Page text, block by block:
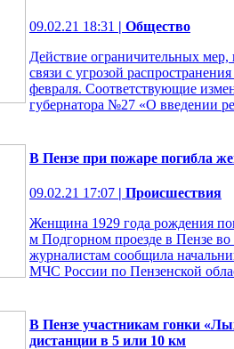
09.02.21 18:31 | Общество
Действие ограничительных
связи с угрозой
февраля. Соответствующие
губернатора №27 «О введении
В Пензе при пожаре погибла
09.02.21 17:07 | Происшествия
Женщина 1929 года рождения
м Подгорном проезде в Пензе
журналистам сообщила
МЧС России по Пензенской
В Пензе участникам гонки
дистанции в 5 или 10 км